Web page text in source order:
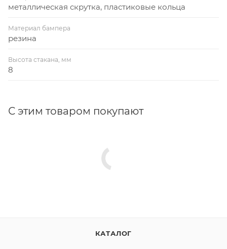
металлическая скрутка, пластиковые кольца
Материал бампера
резина
Высота стакана, мм
8
С этим товаром покупают
КАТАЛОГ